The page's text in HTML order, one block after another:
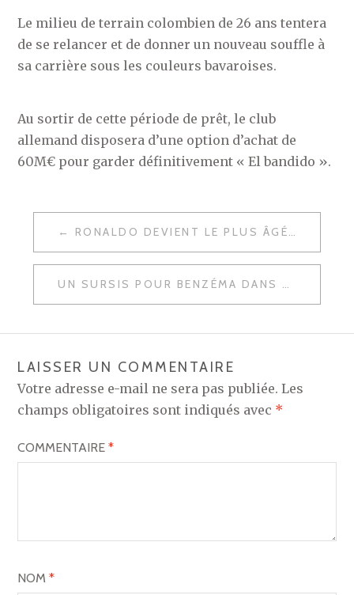
Le milieu de terrain colombien de 26 ans tentera
de se relancer et de donner un nouveau souffle à
sa carrière sous les couleurs bavaroises.
Au sortir de cette période de prêt, le club
allemand disposera d’une option d’achat de
60M€ pour garder définitivement « El bandido ».
NAVIGATION
DE
L’ARTICLE
RONALDO DEVIENT LE PLUS ÂGÉ DE L’EFFECTIF MADRILÈNE
UN SURSIS POUR BENZÉMA DANS L’AFFAIRE DE LA SEXTAPE
LAISSER UN COMMENTAIRE
Votre adresse e-mail ne sera pas publiée. Les
champs obligatoires sont indiqués avec *
COMMENTAIRE*
NOM*